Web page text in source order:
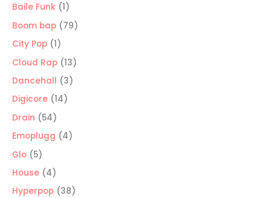
productos
Baile Funk 11
producto
Boom bap 7979
City Pop 11
producto
Cloud Rap 1313
productos
Dancehall 33
Digicore 1414
Drain 5454
productos
Emoplugg 44
Glo 55
productos
House 44
productos
Hyperpop 3838